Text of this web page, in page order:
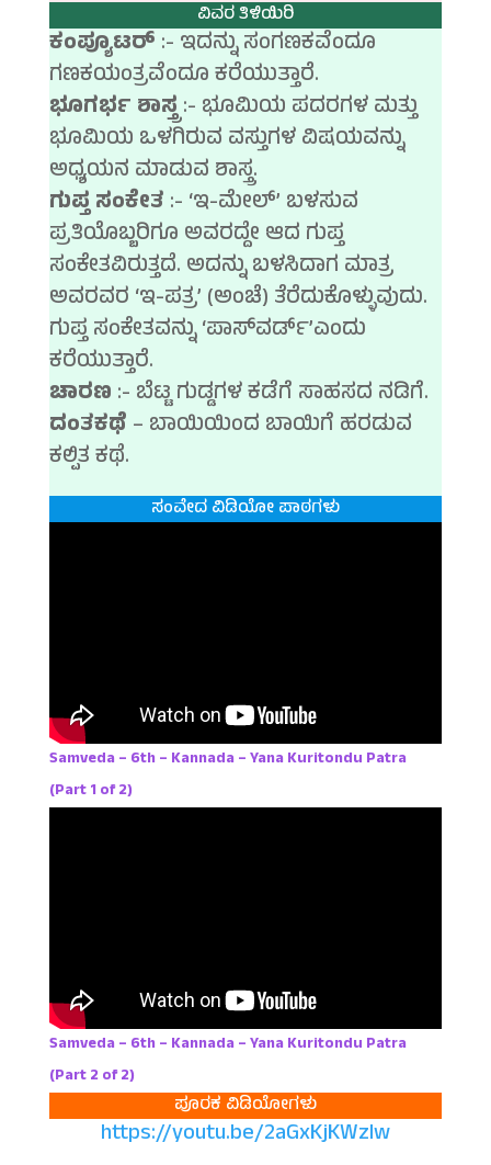
ವಿವರ ತಿಳಿಯಿರಿ
ಕಂಪ್ಯೂಟರ್ :- ಇದನ್ನು ಸಂಗಣಕವೆಂದೂ
ಗಣಕಯಂತ್ರವೆಂದೂ ಕರೆಯುತ್ತಾರೆ.
ಭೂಗರ್ಭ ಶಾಸ್ತ್ರ:- ಭೂಮಿಯ ಪದರಗಳ ಮತ್ತು
ಭೂಮಿಯ ಒಳಗಿರುವ ವಸ್ತುಗಳ ವಿಷಯವನ್ನು
ಅಧ್ಯಯನ ಮಾಡುವ ಶಾಸ್ತ್ರ.
ಗುಪ್ತ ಸಂಕೇತ :- ‘ಇ-ಮೇಲ್’ ಬಳಸುವ
ಪ್ರತಿಯೊಬ್ಬರಿಗೂ ಅವರದ್ದೇ ಆದ ಗುಪ್ತ
ಸಂಕೇತವಿರುತ್ತದೆ. ಅದನ್ನು ಬಳಸಿದಾಗ ಮಾತ್ರ
ಅವರವರ ‘ಇ-ಪತ್ರ’ (ಅಂಚೆ) ತೆರೆದುಕೊಳ್ಳುವುದು.
ಗುಪ್ತ ಸಂಕೇತವನ್ನು ‘ಪಾಸ್‍ವರ್ಡ್’ಎಂದು
ಕರೆಯುತ್ತಾರೆ.
ಚಾರಣ :- ಬೆಟ್ಟ ಗುಡ್ಡಗಳ ಕಡೆಗೆ ಸಾಹಸದ ನಡಿಗೆ.
ದಂತಕಥೆ – ಬಾಯಿಯಿಂದ ಬಾಯಿಗೆ ಹರಡುವ
ಕಲ್ಪಿತ ಕಥೆ.
ಸಂವೇದ ವಿಡಿಯೋ ಪಾಠಗಳು
Samveda – 6th – Kannada – Yana Kuritondu Patra
(Part 1 of 2)
Samveda – 6th – Kannada – Yana Kuritondu Patra
(Part 2 of 2)
ಪೂರಕ ವಿಡಿಯೋಗಳು
https://youtu.be/2aGxKjKWzlw